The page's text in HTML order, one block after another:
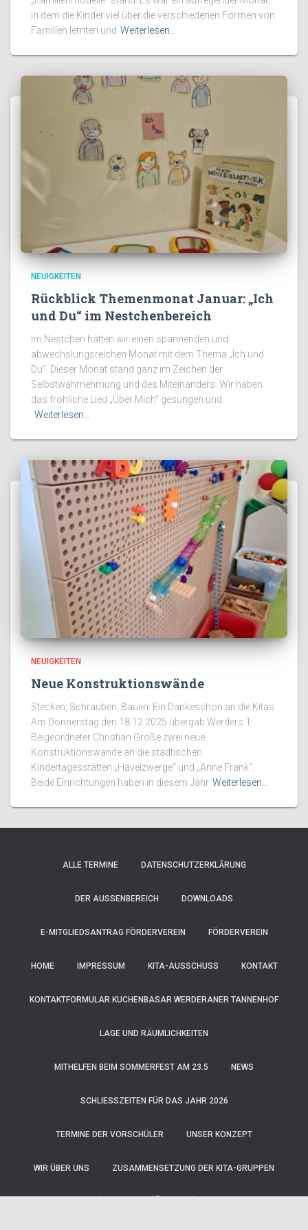
in dem die Kinder viel über die verschiedenen Formen von
Familien lernten und Weiterlesen…
NEUIGKEITEN
Rückblick Themenmonat Januar: „Ich
und Du“ im Nestchenbereich
Im Nestchen hatten wir einen spannenden und
abwechslungsreichen Monat mit dem Thema „Ich und
Du“. Dieser Monat stand ganz im Zeichen der
Selbstwahrnehmung und des Miteinanders. Wir haben
das fröhliche Lied „Über Mich“ gesungen und
Weiterlesen…
NEUIGKEITEN
Neue Konstruktionswände
Stecken, Schrauben, Bauen: Ein Dankeschön an die Kitas
Am Donnerstag den 18.12.2025 übergab Werders 1.
Beigeordneter Christian Große zwei neue
Konstruktionswände an die städtischen
Kindertagesstätten „Havelzwerge“ und „Anne Frank“.
Beide Einrichtungen haben in diesem Jahr Weiterlesen…
ALLE TERMINE DATENSCHUTZERKLÄRUNG
DER AUSSENBEREICH DOWNLOADS
E-MITGLIEDSANTRAG FÖRDERVEREIN FÖRDERVEREIN
HOME IMPRESSUM KITA-AUSSCHUSS KONTAKT
KONTAKTFORMULAR KUCHENBASAR WERDERANER TANNENHOF
LAGE UND RÄUMLICHKEITEN
MITHELFEN BEIM SOMMERFEST AM 23.5 NEWS
SCHLIESSZEITEN FÜR DAS JAHR 2026
TERMINE DER VORSCHÜLER UNSER KONZEPT
WIR ÜBER UNS ZUSAMMENSETZUNG DER KITA-GRUPPEN
Impressum|Datenschutz